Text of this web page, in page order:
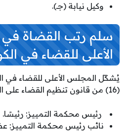
وكيل نيابة (جـ).
سلم رتب القضاة
الأعلى للقضاء في
يُشكّل المجلس الأعلى للقضاء في
(16) من قانون تنظيم القضاء على النحو التالي:
رئيس محكمة التمييز: رئيسًا.
نائب رئيس محكمة التمييز: